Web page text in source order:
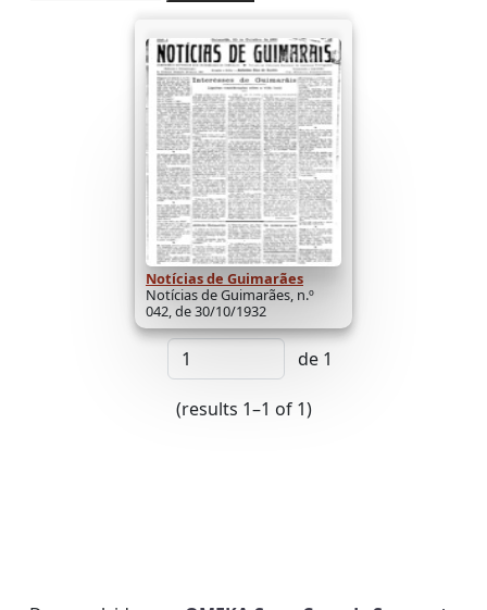
Notícias de Guimarães
Notícias de Guimarães, n.º
042, de 30/10/1932
de 1
(results 1–1 of 1)